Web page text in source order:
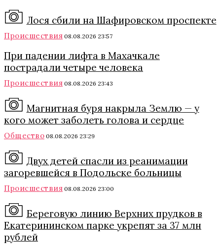
Лося сбили на Шафировском проспекте
Происшествия 08.08.2026 23:57
При падении лифта в Махачкале
пострадали четыре человека
Происшествия 08.08.2026 23:43
Магнитная буря накрыла Землю — у
кого может заболеть голова и сердце
Общество 08.08.2026 23:29
Двух детей спасли из реанимации
загоревшейся в Подольске больницы
Происшествия 08.08.2026 23:00
Береговую линию Верхних прудков в
Екатерининском парке укрепят за 37 млн
рублей